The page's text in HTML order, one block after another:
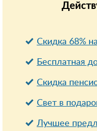
Скидка 68%
Бесплатная
Cкидка
Свет в
Лучшее